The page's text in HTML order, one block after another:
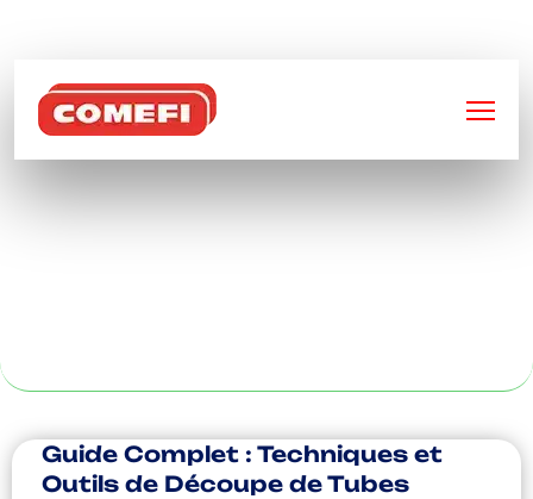
CONCEPTION
Guide Complet : Techniques et
Outils de Découpe de Tubes